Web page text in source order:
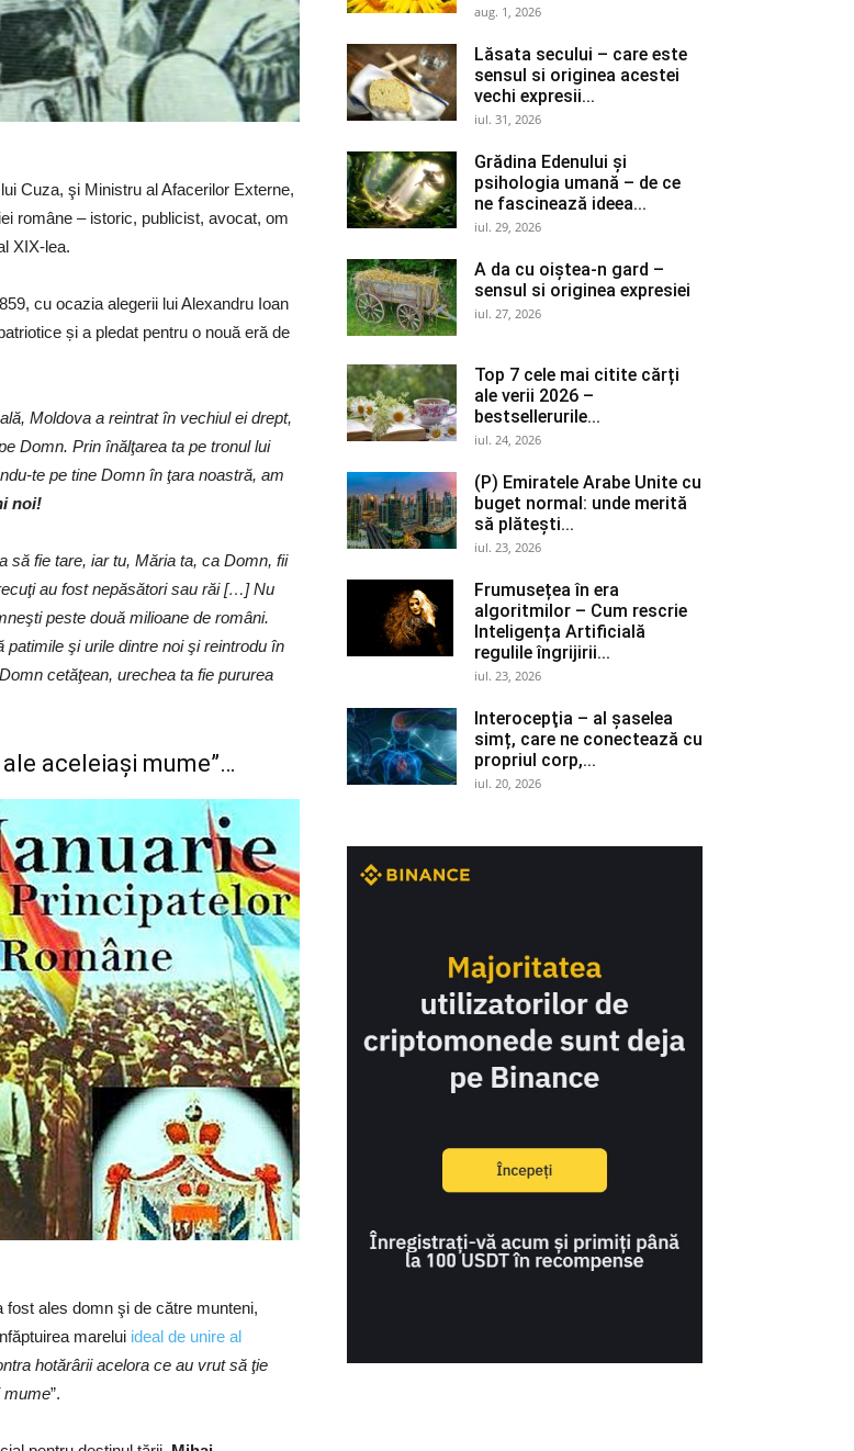
Cuza, şi Ministru al Afacerilor Externe,
române – istoric, publicist, avocat, om
XIX-lea.
cu ocazia alegerii lui Alexandru Ioan
și a pledat pentru o nouă eră de
Moldova a reintrat în vechiul ei drept,
Domn. Prin înălţarea ta pe tronul lui
te pe tine Domn în ţara noastră, am
noi!
să fie tare, iar tu, Măria ta, ca Domn, fii
au fost nepăsători sau răi […] Nu
peste două milioane de români.
şi urile dintre noi şi reintrodu în
cetăţean, urechea ta fie pururea
aceleiaşi mume”…
ales domn şi de către munteni,
marelui ideal de unire al
hotărârii acelora ce au vrut să ţie
mume”.
aug. 1, 2026
Lăsata secului – care este
sensul si originea acestei
vechi expresii...
iul. 31, 2026
Grădina Edenului și
psihologia umană – de ce
ne fascinează ideea...
iul. 29, 2026
A da cu oiștea-n gard –
sensul si originea expresiei
iul. 27, 2026
Top 7 cele mai citite cărți
ale verii 2026 –
bestsellerurile...
iul. 24, 2026
(P) Emiratele Arabe Unite cu
buget normal: unde merită
să plătești...
iul. 23, 2026
Frumusețea în era
algoritmilor – Cum rescrie
Inteligența Artificială
regulile îngrijirii...
iul. 23, 2026
Interocepţia – al șaselea
simț, care ne conectează cu
propriul corp,...
iul. 20, 2026